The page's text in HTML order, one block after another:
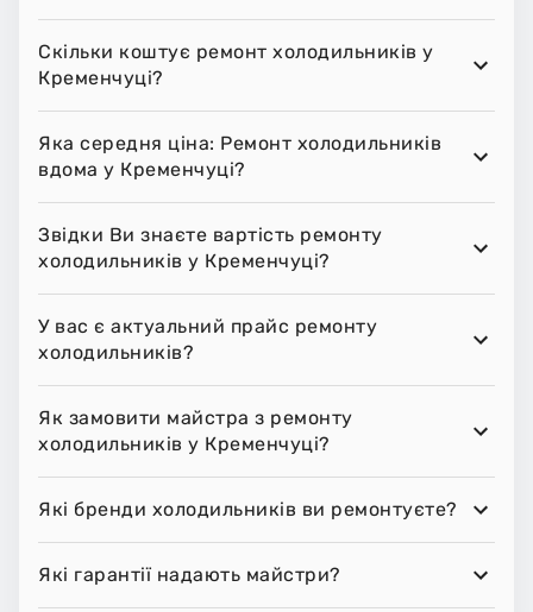
Скільки коштує ремонт холодильників у
Кременчуці?
Яка середня ціна: Ремонт холодильників
вдома у Кременчуці?
Звідки Ви знаєте вартість ремонту
холодильників у Кременчуці?
У вас є актуальний прайс ремонту
холодильників?
Як замовити майстра з ремонту
холодильників у Кременчуці?
Які бренди холодильників ви ремонтуєте?
Які гарантії надають майстри?